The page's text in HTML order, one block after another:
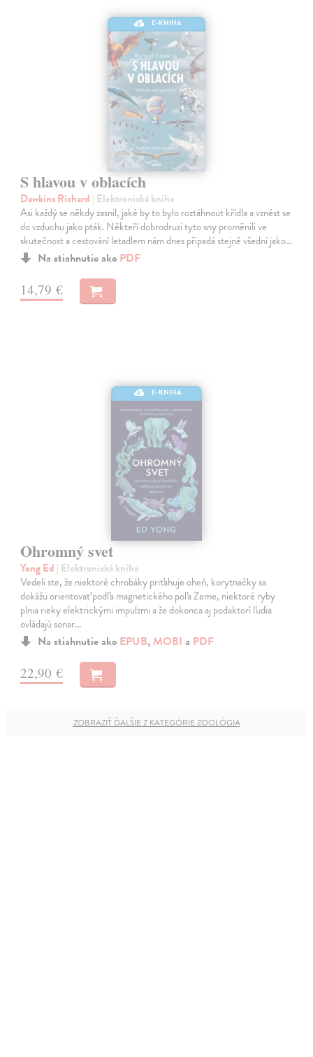
E-KNIHA
S hlavou v oblacích
Dawkins Richard | Elektronická kniha
Asi každý se někdy zasnil, jaké by to bylo roztáhnout křídla a vznést se
do vzduchu jako pták. Někteří dobrodruzi tyto sny proměnili ve
skutečnost a cestování letadlem nám dnes připadá stejně všední jako…
Na stiahnutie ako PDF
14,79 €
E-KNIHA
Ohromný svet
Yong Ed | Elektronická kniha
Vedeli ste, že niektoré chrobáky priťahuje oheň, korytnačky sa
dokážu orientovať podľa magnetického poľa Zeme, niektoré ryby
plnia rieky elektrickými impulzmi a že dokonca aj podaktorí ľudia
ovládajú sonar…
Na stiahnutie ako EPUB, MOBI a PDF
22,90 €
ZOBRAZIŤ ĎALŠIE Z KATEGÓRIE ZOOLÓGIA